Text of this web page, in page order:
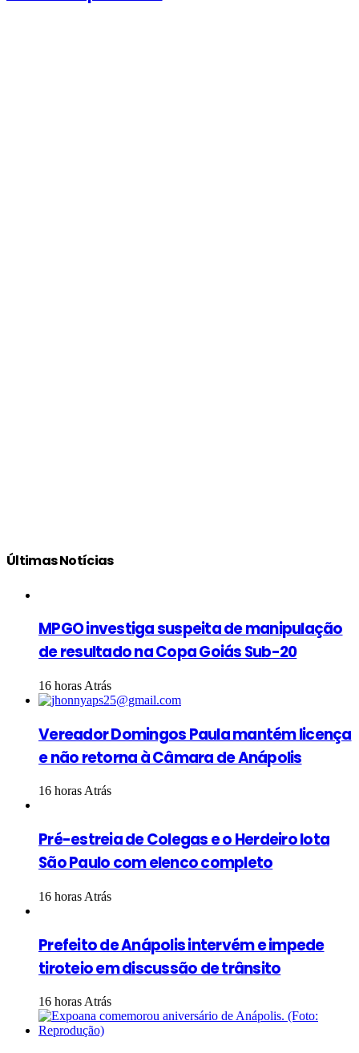
Últimas Notícias
MPGO investiga suspeita de manipulação
de resultado na Copa Goiás Sub-20
16 horas Atrás
Vereador Domingos Paula mantém licença
e não retorna à Câmara de Anápolis
16 horas Atrás
Pré-estreia de Colegas e o Herdeiro lota
São Paulo com elenco completo
16 horas Atrás
Prefeito de Anápolis intervém e impede
tiroteio em discussão de trânsito
16 horas Atrás